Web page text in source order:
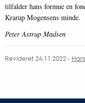
tilfalder hans formue en
Krarup Mogensens minde.
Peter Astrup Madsen
Revideret 24.11.2022-